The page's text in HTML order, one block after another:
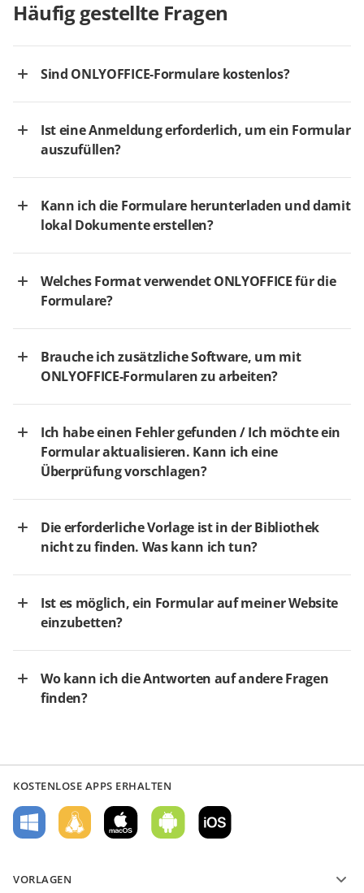
Häufig gestellte Fragen
Sind ONLYOFFICE-Formulare kostenlos?
Ist eine Anmeldung erforderlich, um ein Formular
auszufüllen?
Kann ich die Formulare herunterladen und damit
lokal Dokumente erstellen?
Welches Format verwendet ONLYOFFICE für die
Formulare?
Brauche ich zusätzliche Software, um mit
ONLYOFFICE-Formularen zu arbeiten?
Ich habe einen Fehler gefunden / Ich möchte ein
Formular aktualisieren. Kann ich eine
Überprüfung vorschlagen?
Die erforderliche Vorlage ist in der Bibliothek
nicht zu finden. Was kann ich tun?
Ist es möglich, ein Formular auf meiner Website
einzubetten?
Wo kann ich die Antworten auf andere Fragen
finden?
KOSTENLOSE APPS ERHALTEN
VORLAGEN